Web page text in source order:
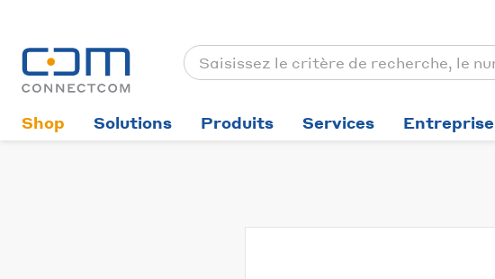
Shop Solutions Produits Services Entreprise